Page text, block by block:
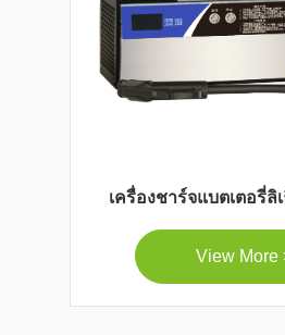
เครื่องชาร์จแบตเตอรี่ลิ
View More